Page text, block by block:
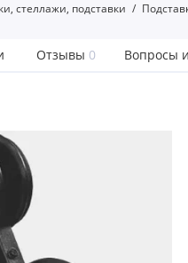
стеллажи, подставки
Отзывы 0 Вопросы